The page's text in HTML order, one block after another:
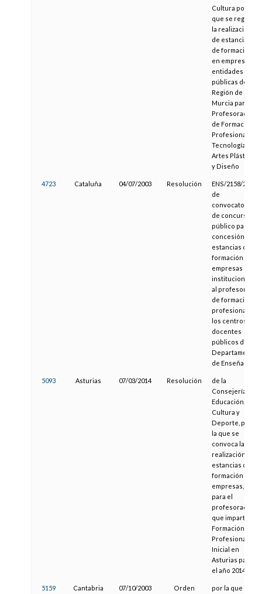
Cultura por la
que se regula
la realización
de estancias
de formación
en empresas o
entidades
públicas de la
Región de
Murcia para el
Profesorado
de Formación
Profesional,
Tecnología y
Artes Plásticas
y Diseño
4723 Cataluña 04/07/2003 Resolución
ENS/2158/2003,
de
convocatoria
de concurso
público para la
concesión de
estancias de
formación en
empresas e
instituciones
al profesorado
de formación
profesional de
los centros
docentes
públicos del
Departamento
de Enseñanza
5093 Asturias 07/03/2014 Resolución
de la
Consejería de
Educación,
Cultura y
Deporte, por
la que se
convoca la
realización de
estancias de
formación en
empresas,
para el
profesorado
que imparte
Formación
Profesional
Inicial en
Asturias para
el año 2014
5159 Cantabria 07/10/2003 Orden
por la que se